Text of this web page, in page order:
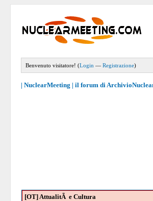
Benvenuto visitatore! (Login —Registrazione)
| NuclearMeeting | il forum di
[OT] AttualitÃ e Cultura